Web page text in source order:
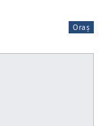
Oraș